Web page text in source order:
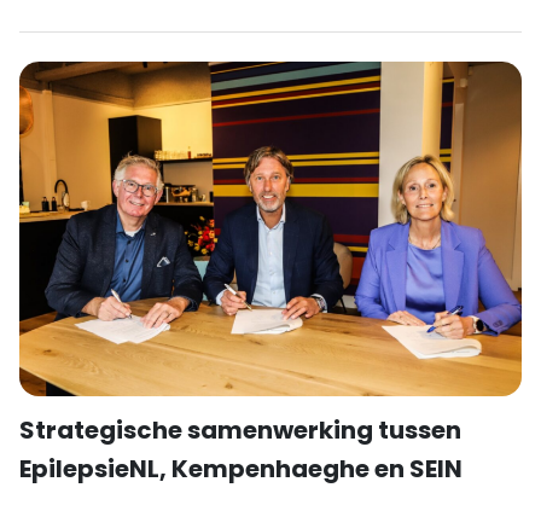
Strategische samenwerking tussen
EpilepsieNL, Kempenhaeghe en SEIN